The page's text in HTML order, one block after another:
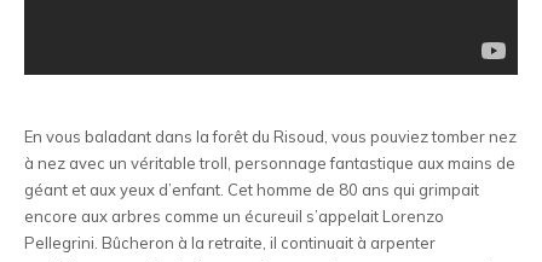
En vous baladant dans la forêt du Risoud, vous pouviez tomber nez
à nez avec un véritable troll, personnage fantastique aux mains de
géant et aux yeux d’enfant. Cet homme de 80 ans qui grimpait
encore aux arbres comme un écureuil s’appelait Lorenzo
Pellegrini. Bûcheron à la retraite, il continuait à arpenter